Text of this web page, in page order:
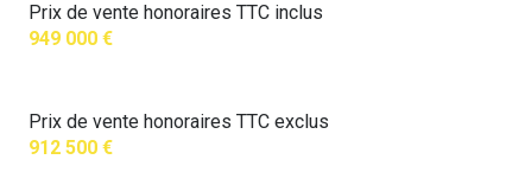
Prix de vente honoraires TTC inclus
949 000 €
Prix de vente honoraires TTC exclus
912 500 €